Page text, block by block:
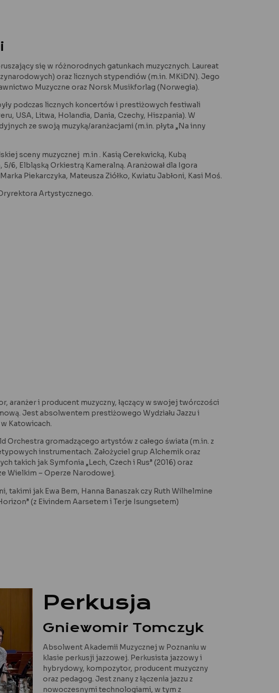
się w różnorodnych gatunkach muzycznych. Laureat
oraz licznych stypendiów (m.in. MKiDN). Jego
Muzyczne oraz Norsk Musikforlag (Norwegia).
podczas licznych koncertów i prestiżowych festiwali
USA, Litwa, Holandia, Dania, Czechy, Hiszpania). W
ze swoją muzyką/aranżacjami (m.in. płyta „Na inny
sceny muzycznej m.in . Kasią Cerekwicką, Kubą
6, Elbląską Orkiestrą Kameralną. Aranżował dla Igora
Piekarczyka, Mateusza Ziółko, Kwiatu Jabłoni, Kasi Moś.
Artystycznego.
aranżer i producent muzyczny, łączący w swojej twórczości
Jest absolwentem prestiżowego Wydziału Jazzu i
Katowicach.
gromadzącego artystów z całego świata (m.in. z
instrumentach. Założyciel grup Alchemik oraz
takich jak Symfonia „Lech, Czech i Rus” (2016) oraz
Wielkim – Operze Narodowej.
takimi jak Ewa Bem, Hanna Banaszak czy Ruth Wilhelmine
(z Eivindem Aarsetem i Terje Isungsetem)
Perkusja
Gniewomir Tomczyk
Absolwent Akademii Muzycznej w Poznaniu w
klasie perkusji jazzowej. Perkusista jazzowy i
hybrydowy, kompozytor, producent muzyczny
oraz pedagog. Jest znany z łączenia jazzu z
nowoczesnymi technologiami, w tym z